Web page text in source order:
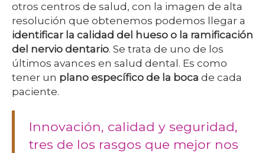
otros centros de salud, con la imagen de alta
resolución que obtenemos podemos llegar a
identificar la calidad del hueso o la ramificación
del nervio dentario. Se trata de uno de los
últimos avances en salud dental. Es como
tener un plano específico de la boca de cada
paciente.
Innovación, calidad y seguridad,
tres de los rasgos que mejor nos